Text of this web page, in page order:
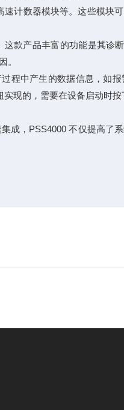
计数器模块等。这些模块
款产品丰富的功能是其诊
。
程中产生的数据信息，如
现的，需要在设备启动时
成，PSS4000 不仅提高了